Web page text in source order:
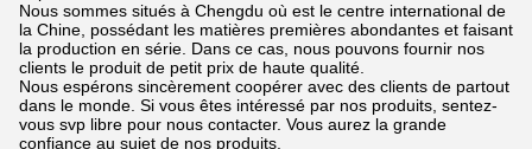
Nous sommes situés à Chengdu où est le centre international de
la Chine, possédant les matières premières abondantes et faisant
la production en série. Dans ce cas, nous pouvons fournir nos
clients le produit de petit prix de haute qualité.
Nous espérons sincèrement coopérer avec des clients de partout
dans le monde. Si vous êtes intéressé par nos produits, sentez-
vous svp libre pour nous contacter. Vous aurez la grande
confiance au sujet de nos produits.